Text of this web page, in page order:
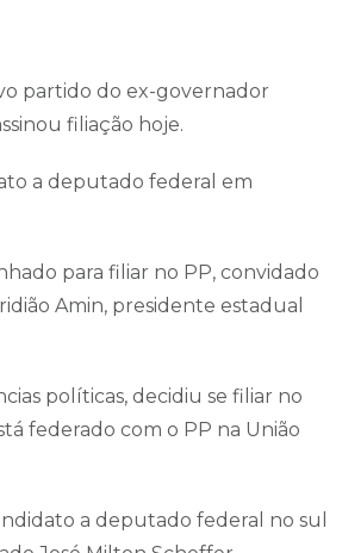
partido do ex-governador
filiação hoje.
a deputado federal em
para filiar no PP, convidado
Amin, presidente estadual
políticas, decidiu se filiar no
federado com o PP na União
a deputado federal no sul